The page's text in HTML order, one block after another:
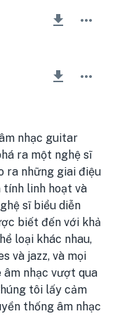
nhạc guitar
ra một nghệ sĩ
ra những giai điệu
tính linh hoạt và
sĩ biểu diễn
biết đến với khả
loại khác nhau,
và jazz, và mọi
âm nhạc vượt qua
tôi lấy cảm
thống âm nhạc